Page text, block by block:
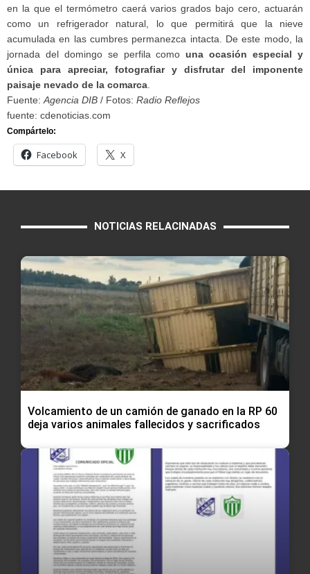
en la que el termómetro caerá varios grados bajo cero, actuarán
como un refrigerador natural, lo que permitirá que la nieve
acumulada en las cumbres permanezca intacta. De este modo, la
jornada del domingo se perfila comouna ocasión especial y
única para apreciar, fotografiar y disfrutar del imponente
paisaje nevado de la comarca.
Fuente:Agencia DIB / Fotos: Radio Reflejos
fuente: cdenoticias.com
Compártelo:
Facebook X
NOTICIAS RELACINADAS
Volcamiento de un camión de ganado en la RP 60
deja varios animales fallecidos y sacrificados